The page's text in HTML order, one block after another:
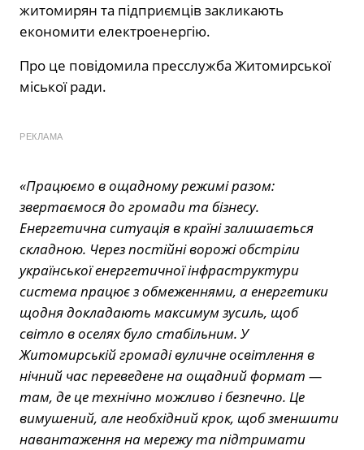
житомирян та підприємців закликають
економити електроенергію.
Про це повідомила пресслужба Житомирської
міської ради.
РЕКЛАМА
«Працюємо в ощадному режимі разом:
звертаємося до громади та бізнесу.
Енергетична ситуація в країні залишається
складною. Через постійні ворожі обстріли
української енергетичної інфраструктури
система працює з обмеженнями, а енергетики
щодня докладають максимум зусиль, щоб
світло в оселях було стабільним. У
Житомирській громаді вуличне освітлення в
нічний час переведене на ощадний формат —
там, де це технічно можливо і безпечно. Це
вимушений, але необхідний крок, щоб зменшити
навантаження на мережу та підтримати